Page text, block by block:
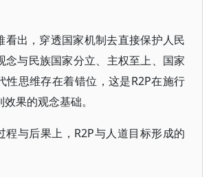
看出，穿透国家机制去直接保护人民
念与民族国家分立、主权至上、国家
性思维存在着错位，这是R2P在施行
果的观念基础。
程与后果上，R2P与人道目标形成的